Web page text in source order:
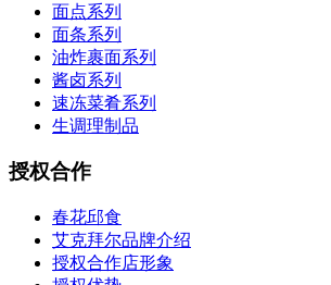
面点系列
面条系列
油炸裹面系列
酱卤系列
速冻菜肴系列
生调理制品
授权合作
春花邱食
艾克拜尔品牌介绍
授权合作店形象